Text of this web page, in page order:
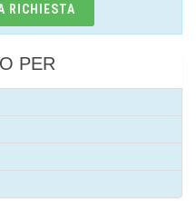
RICHIESTA
PER